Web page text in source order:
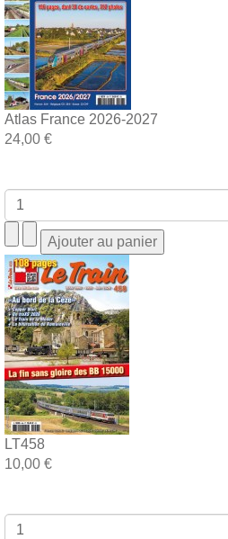
Atlas France 2026-2027
24,00 €
LT458
10,00 €